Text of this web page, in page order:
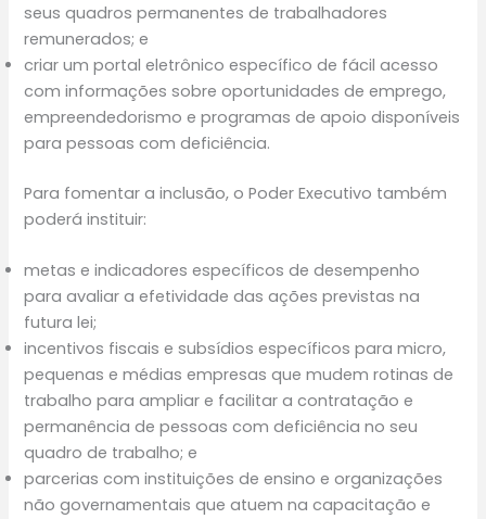
seus quadros permanentes de trabalhadores
remunerados; e
criar um portal eletrônico específico de fácil acesso
com informações sobre oportunidades de emprego,
empreendedorismo e programas de apoio disponíveis
para pessoas com deficiência.
Para fomentar a inclusão, o Poder Executivo também
poderá instituir:
metas e indicadores específicos de desempenho
para avaliar a efetividade das ações previstas na
futura lei;
incentivos fiscais e subsídios específicos para micro,
pequenas e médias empresas que mudem rotinas de
trabalho para ampliar e facilitar a contratação e
permanência de pessoas com deficiência no seu
quadro de trabalho; e
parcerias com instituições de ensino e organizações
não governamentais que atuem na capacitação e